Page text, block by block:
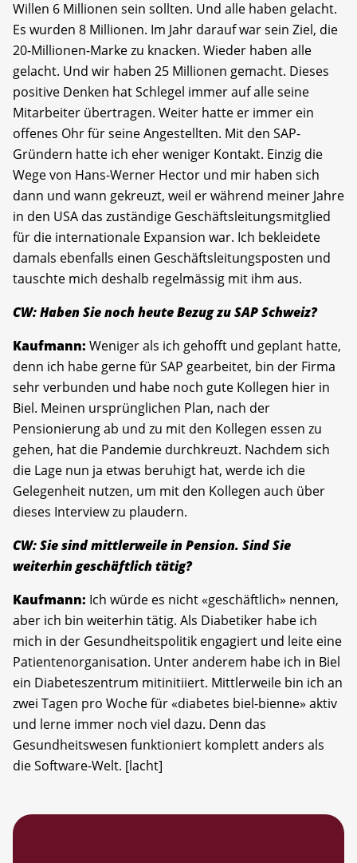
Willen 6 Millionen sein sollten. Und alle haben gelacht.
Es wurden 8 Millionen. Im Jahr darauf war sein Ziel, die
20-Millionen-Marke zu knacken. Wieder haben alle
gelacht. Und wir haben 25 Millionen gemacht. Dieses
positive Denken hat Schlegel immer auf alle seine
Mitarbeiter übertragen. Weiter hatte er immer ein
offenes Ohr für seine Angestellten. Mit den SAP-
Gründern hatte ich eher weniger Kontakt. Einzig die
Wege von Hans-Werner Hector und mir haben sich
dann und wann gekreuzt, weil er während meiner Jahre
in den USA das zuständige Geschäftsleitungsmitglied
für die interna­tionale Expansion war. Ich bekleidete
damals ebenfalls einen Geschäftsleitungsposten und
tauschte mich deshalb regelmässig mit ihm aus.
CW: Haben Sie noch heute Bezug zu SAP Schweiz?
Kaufmann: Weniger als ich gehofft und geplant hatte,
denn ich habe gerne für SAP gearbeitet, bin der Firma
sehr verbunden und habe noch gute Kollegen hier in
Biel. Meinen ursprünglichen Plan, nach der
Pensionierung ab und zu mit den Kollegen essen zu
gehen, hat die Pandemie durchkreuzt. Nachdem sich
die Lage nun ja etwas beruhigt hat, werde ich die
Gelegenheit nutzen, um mit den Kollegen auch über
dieses Interview zu plaudern.
CW: Sie sind mittlerweile in Pension. Sind Sie
weiterhin geschäftlich tätig?
Kaufmann: Ich würde es nicht «geschäftlich» nennen,
aber ich bin weiterhin tätig. Als Diabetiker habe ich
mich in der Gesundheitspolitik engagiert und leite eine
Patientenorganisation. Unter anderem habe ich in Biel
ein Diabeteszentrum mitinitiiert. Mittlerweile bin ich an
zwei Tagen pro Woche für «diabetes biel-bienne» aktiv
und lerne immer noch viel dazu. Denn das
Gesundheitswesen funktioniert komplett anders als
die Software-Welt. [lacht]